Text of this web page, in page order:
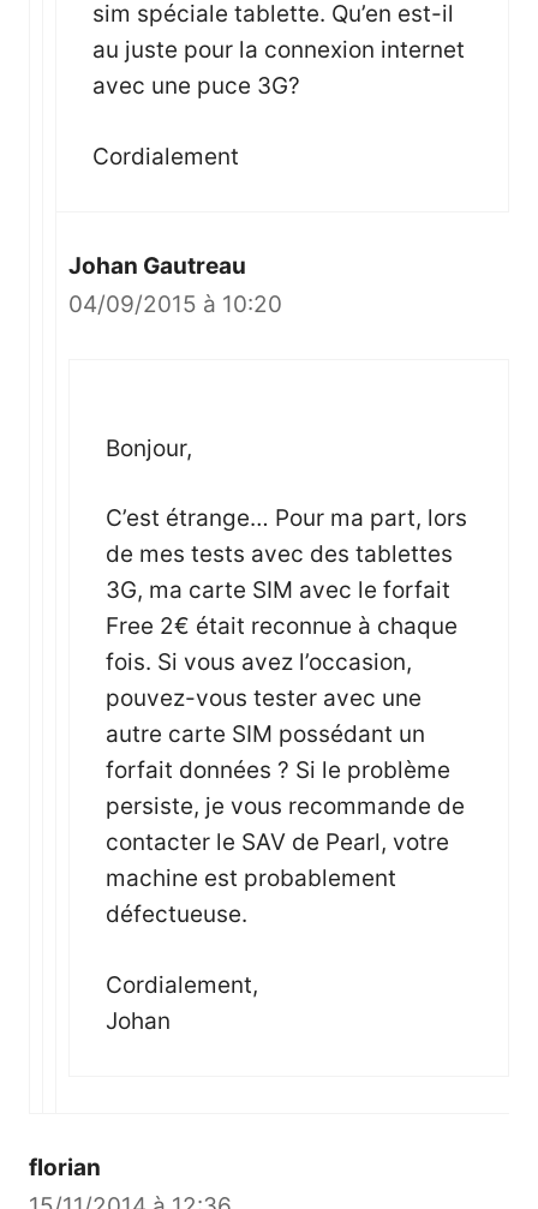
sim spéciale tablette. Qu’en est-il
au juste pour la connexion internet
avec une puce 3G?
Cordialement
Johan Gautreau
04/09/2015 à 10:20
Bonjour,
C’est étrange… Pour ma part, lors
de mes tests avec des tablettes
3G, ma carte SIM avec le forfait
Free 2€ était reconnue à chaque
fois. Si vous avez l’occasion,
pouvez-vous tester avec une
autre carte SIM possédant un
forfait données ? Si le problème
persiste, je vous recommande de
contacter le SAV de Pearl, votre
machine est probablement
défectueuse.
Cordialement,
Johan
florian